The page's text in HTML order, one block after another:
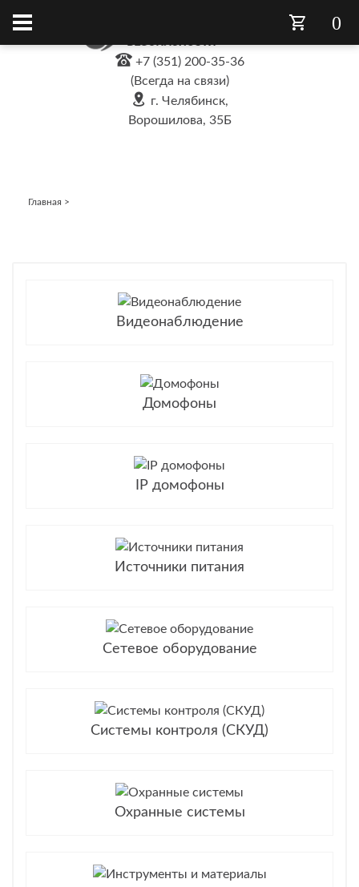
+7 (351) 200-35-36
(Всегда на связи)
г. Челябинск,
Ворошилова, 35Б
0
Главная >
Видеонаблюдение
Домофоны
IP домофоны
Источники питания
Сетевое оборудование
Системы контроля (СКУД)
Охранные системы